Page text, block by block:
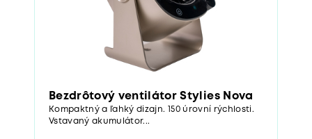
Bezdrôtový ventilátor Stylies Nova
Kompaktný a ľahký dizajn. 150 úrovní rýchlosti.
Vstavaný akumulátor...